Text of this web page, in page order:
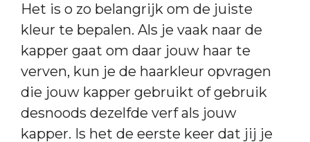
Het is o zo belangrijk om de juiste
kleur te bepalen. Als je vaak naar de
kapper gaat om daar jouw haar te
verven, kun je de haarkleur opvragen
die jouw kapper gebruikt of gebruik
desnoods dezelfde verf als jouw
kapper. Is het de eerste keer dat jij je